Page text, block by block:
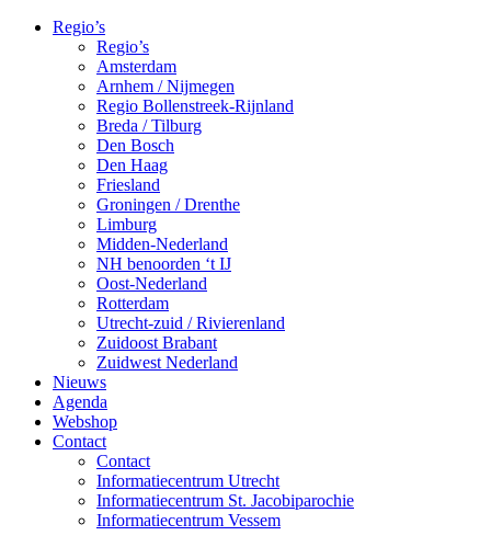
Regio’s
Regio’s
Amsterdam
Arnhem / Nijmegen
Regio Bollenstreek-Rijnland
Breda / Tilburg
Den Bosch
Den Haag
Friesland
Groningen / Drenthe
Limburg
Midden-Nederland
NH benoorden ‘t IJ
Oost-Nederland
Rotterdam
Utrecht-zuid / Rivierenland
Zuidoost Brabant
Zuidwest Nederland
Nieuws
Agenda
Webshop
Contact
Contact
Informatiecentrum Utrecht
Informatiecentrum St. Jacobiparochie
Informatiecentrum Vessem